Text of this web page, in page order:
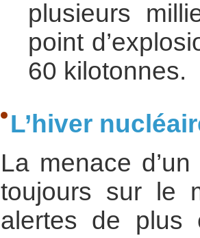
plusieurs
point
60 kilotonnes.
L’hiver
La menace
toujours sur le
alertes de plus